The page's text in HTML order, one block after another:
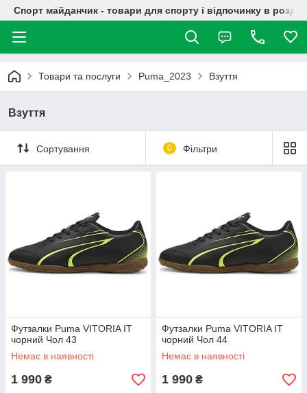
Спорт майданчик - товари для спорту і відпочинку в
Товари та послуги Puma_2023 Взуття
Взуття
Сортування 0 Фільтри
Футзалки Puma VITORIA IT
чорний Чол 43
Немає в наявності
1 990 ₴
Футзалки Puma VITORIA IT
чорний Чол 44
Немає в наявності
1 990 ₴